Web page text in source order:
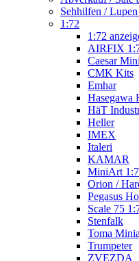
Sehhilfen /
1:72
1:72
AIRFIX
Caesar
CMK Kits
Emhar
Hasegawa
HäT
Heller
IMEX
Italeri
KAMAR
MiniArt
Orion /
Pegasus
Scale 75
Stenfalk
Toma
Trumpeter
ZVEZDA